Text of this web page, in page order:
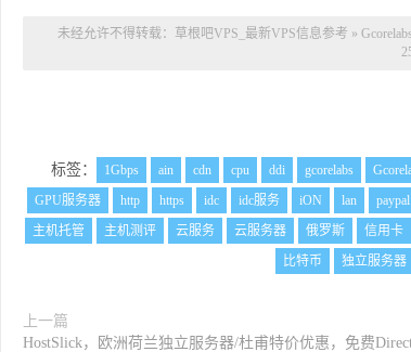
未经允许不得转载： 草根吧VPS_最新VPS信息参考 »
标签： 1Gbps ain cdn cpu ddi gcorelabs
GPU服务器
http https idc idc服务 iON lan paypal
主机托管
主机测评 云服务 云服务器 俄罗斯 信用卡
比特币
独立服务器
上一篇
HostSlick，欧洲荷兰独立服务器/杜甫特价优惠，免费